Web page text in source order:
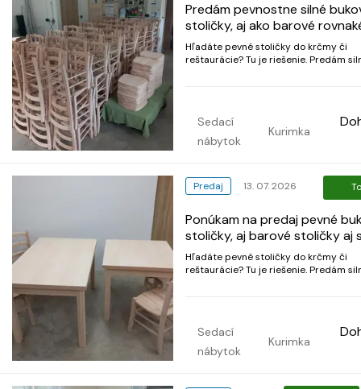
Predám pevnostne silné
stoličky, aj ako barové
štýlu a aj stoly na mieru
Hľadáte pevné stoličky do krčmy či
reštaurácie? Tu je riešenie. Predám
72 cm a ce...
Sedací
nábytok
Kurimka
Predaj 13. 07. 2026
Ponúkam na predaj pevné
stoličky, aj barové stoličky aj
Hľadáte pevné stoličky do krčmy či
reštaurácie? Tu je riešenie. Predám
72 cm a ce...
Sedací
nábytok
Kurimka